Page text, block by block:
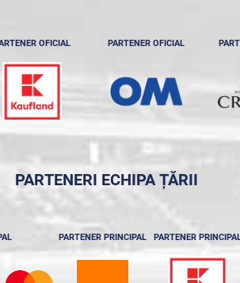
OFICIAL PARTENER OFICIAL
PARTENERI ECHIPA ȚĂRII
PARTENER PRINCIPAL PARTENER